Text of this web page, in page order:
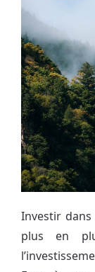
Investir
plus en